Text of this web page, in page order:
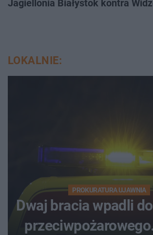
Jagiellonia Białystok kontra
LOKALNIE:
PROKURATURA UJAWNIA
Dwaj bracia wpadli